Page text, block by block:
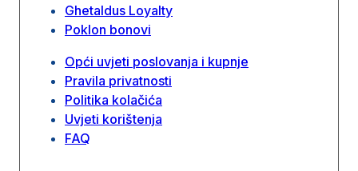
Ghetaldus Loyalty
Poklon bonovi
Opći uvjeti poslovanja i kupnje
Pravila privatnosti
Politika kolačića
Uvjeti korištenja
FAQ